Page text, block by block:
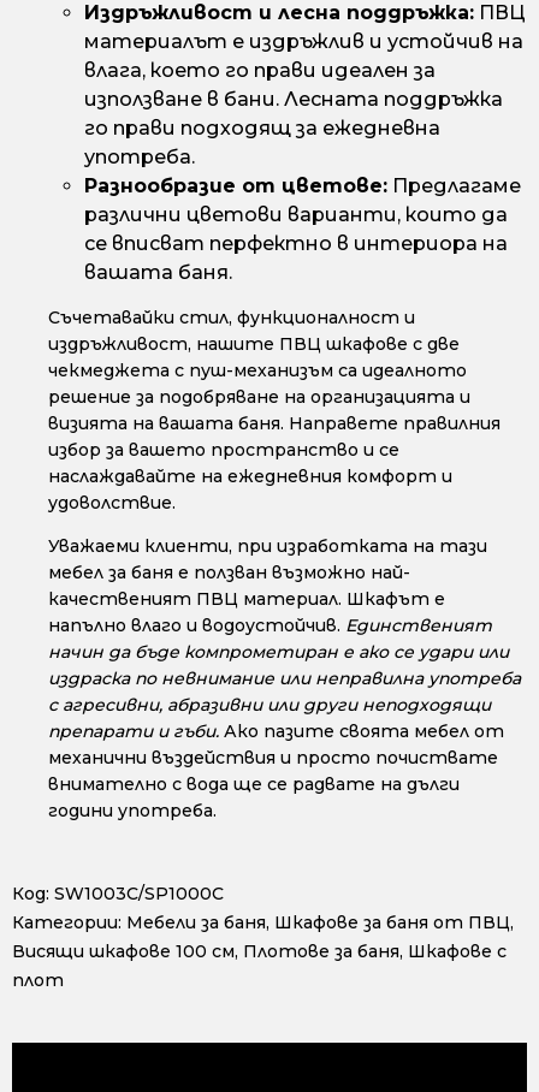
Издръжливост и лесна поддръжка: ПВЦ
материалът е издръжлив и устойчив на
влага, което го прави идеален за
използване в бани. Лесната поддръжка
го прави подходящ за ежедневна
употреба.
Разнообразие от цветове: Предлагаме
различни цветови варианти, които да
се вписват перфектно в интериора на
вашата баня.
Съчетавайки стил, функционалност и
издръжливост, нашите ПВЦ шкафове с две
чекмеджета с пуш-механизъм са идеалното
решение за подобряване на организацията и
визията на вашата баня. Направете правилния
избор за вашето пространство и се
наслаждавайте на ежедневния комфорт и
удоволствие.
Уважаеми клиенти, при изработката на тази
мебел за баня е ползван възможно най-
качественият ПВЦ материал. Шкафът е
напълно влаго и водоустойчив. Единственият
начин да бъде компрометиран е ако се удари или
издраска по невнимание или неправилна употреба
с агресивни, абразивни или други неподходящи
препарати и гъби. Ако пазите своята мебел от
механични въздействия и просто почиствате
внимателно с вода ще се радвате на дълги
години употреба.
Код: SW1003C/SP1000C
Категории: Мебели за баня, Шкафове за баня от ПВЦ,
Висящи шкафове 100 см, Плотове за баня, Шкафове с
плот